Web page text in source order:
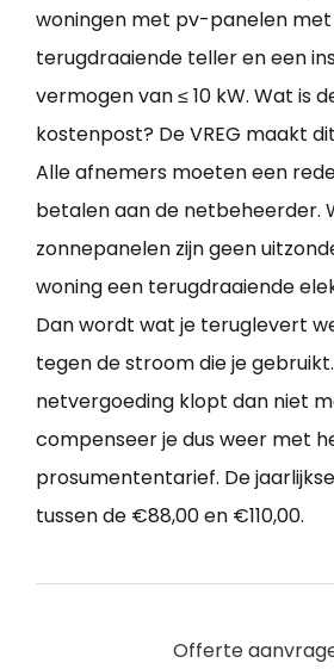
woningen met pv-panelen
terugdraaiende teller en een
vermogen van ≤ 10 kW. Wat is
kostenpost? De VREG maakt
Alle afnemers moeten een
betalen aan de netbeheerder.
zonnepanelen zijn geen
woning een terugdraaiende
Dan wordt wat je teruglevert
tegen de stroom die je
netvergoeding klopt dan niet
compenseer je dus weer met
prosumententarief. De
tussen de €88,00 en €110,00.
Offerte